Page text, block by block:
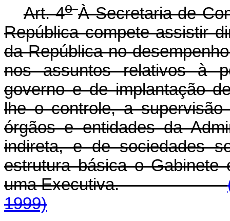
Art. 4o À Secretaria de
República compete assistir
da República no
nos assuntos relativos à
governo e de implantação
lhe o controle, a
órgãos e entidades da
indireta, e de sociedades
estrutura básica o Gabinete
uma Executiva.
1999)